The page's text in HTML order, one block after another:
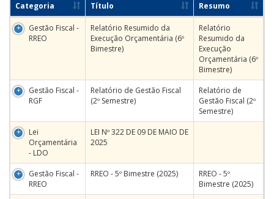
Categoria Título Resumo
Gestão Fiscal -
RREO
Relatório Resumido da
Execução Orçamentária (6º
Bimestre)
Relatório
Resumido da
Execução
Orçamentária (6º
Bimestre)
Gestão Fiscal -
RGF
Relatório de Gestão Fiscal
(2º Semestre)
Relatório de
Gestão Fiscal (2º
Semestre)
Lei
Orçamentária
- LDO
LEI Nº 322 DE 09 DE MAIO DE
2025
Gestão Fiscal -
RREO
RREO - 5º Bimestre (2025)
RREO - 5º
Bimestre (2025)